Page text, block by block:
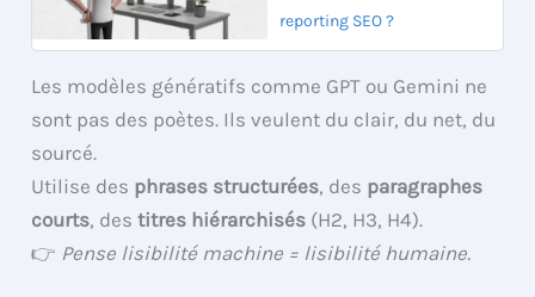
reporting SEO ?
Les modèles génératifs comme GPT ou Gemini ne
sont pas des poètes. Ils veulent du clair, du net, du
sourcé.
Utilise des phrases structurées, des paragraphes
courts, destitres hiérarchisés (H2, H3, H4).
👉 Pense lisibilité machine = lisibilité humaine.